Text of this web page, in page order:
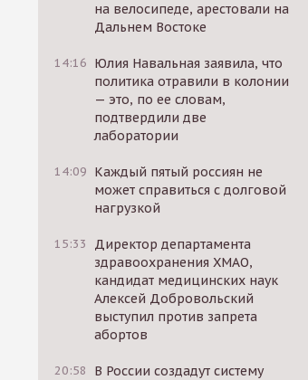
на велосипеде, арестовали на
Дальнем Востоке
14:16 Юлия Навальная заявила, что
политика отравили в колонии
— это, по ее словам,
подтвердили две
лаборатории
14:09 Каждый пятый россиян не
может справиться с долговой
нагрузкой
15:33
Директор департамента
здравоохранения ХМАО,
кандидат медицинских наук
Алексей Добровольский
выступил против запрета
абортов
20:58
В России создадут систему